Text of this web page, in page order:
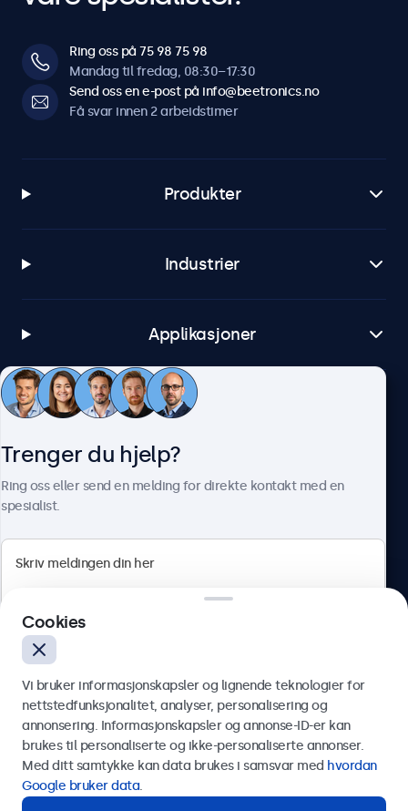
Ring oss på 75 98 75 98
Mandag til fredag, 08:30–17:30
Send oss en e-post på info@beetronics.no
Få svar innen 2 arbeidstimer
Produkter
Industrier
Applikasjoner
Kundeservice
Norsk
Trenger du hjelp?
Ring oss eller send en melding for direkte kontakt med en
spesialist.
Send
Eller ring oss på
Cookies
Vi bruker informasjonskapsler og lignende teknologier for
nettstedfunksjonalitet, analyser, personalisering og
annonsering. Informasjonskapsler og annonse-ID-er kan
brukes til personaliserte og ikke-personaliserte annonser.
Med ditt samtykke kan data brukes i samsvar med hvordan
Google bruker data.